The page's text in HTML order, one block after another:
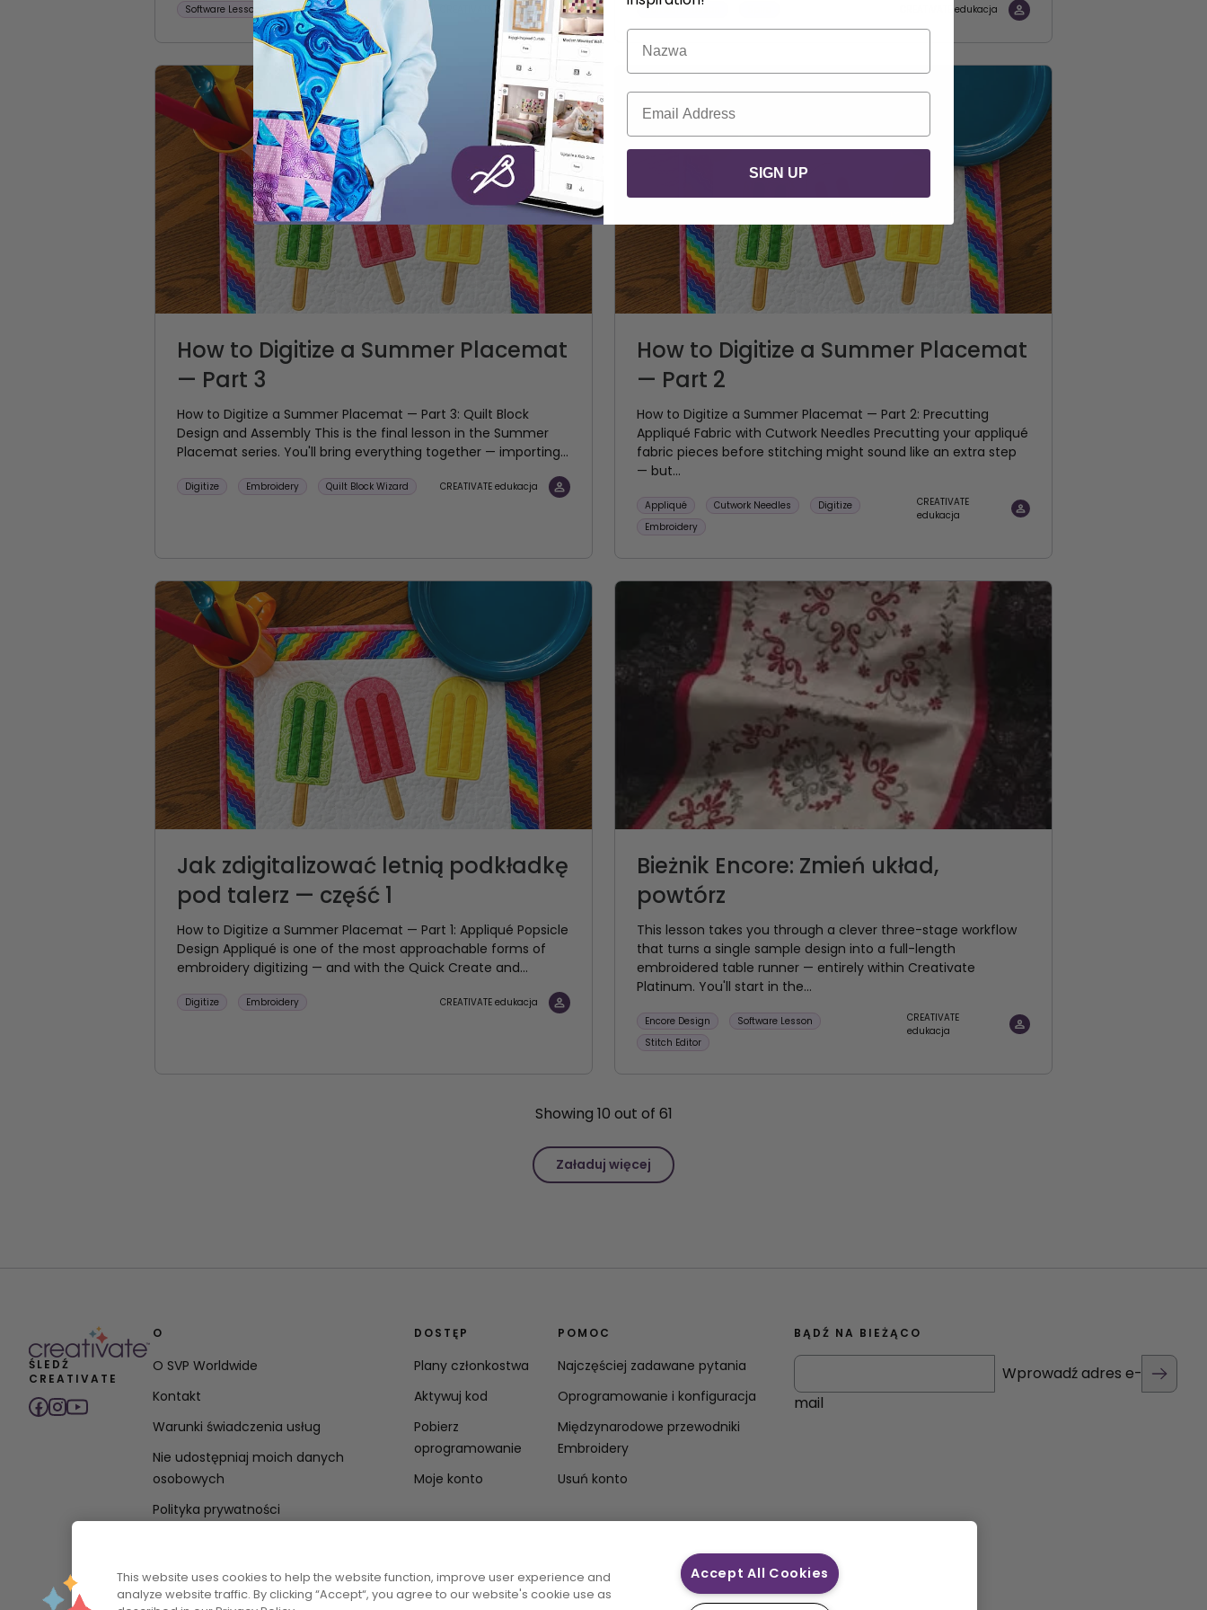
Software Lesson Spiro CREATIVATE edukacja Software Lesson CREATIVATE edukacja
How to Digitize a Summer Placemat
— Part 3
How to Digitize a Summer Placemat — Part 3: Quilt Block
Design and Assembly This is the final lesson in the Summer
Placemat series. You'll bring everything together — importing...
Digitize Embroidery Quilt Block Wizard CREATIVATE edukacja
How to Digitize a Summer Placemat
— Part 2
How to Digitize a Summer Placemat — Part 2: Precutting
Appliqué Fabric with Cutwork Needles Precutting your appliqué
fabric pieces before stitching might sound like an extra step
— but...
Appliqué Cutwork Needles
Digitize
Embroidery
CREATIVATE
edukacja
Jak zdigitalizować letnią podkładkę
pod talerz — część 1
How to Digitize a Summer Placemat — Part 1: Appliqué Popsicle
Design Appliqué is one of the most approachable forms of
embroidery digitizing — and with the Quick Create and...
Digitize Embroidery CREATIVATE edukacja
Bieżnik Encore: Zmień układ,
powtórz
This lesson takes you through a clever three-stage workflow
that turns a single sample design into a full-length
embroidered table runner — entirely within Creativate
Platinum. You'll start in the...
Encore Design
Software Lesson
Stitch Editor
CREATIVATE
edukacja
Showing 10 out of 61
Załaduj więcej
ŚLEDŹ
CREATIVATE
O
O SVP Worldwide
Kontakt
Warunki świadczenia usług
Nie udostępniaj moich danych
osobowych
Polityka prywatności
DOSTĘP
Plany członkostwa
Aktywuj kod
Pobierz
oprogramowanie
Moje konto
POMOC
Najczęściej zadawane pytania
Oprogramowanie i konfiguracja
Międzynarodowe przewodniki
Embroidery
Usuń konto
BĄDŹ NA BIEŻĄCO
Wprowadź adres e-
mail
This website uses cookies to help the website function, improve user experience and
analyze website traffic. By clicking “Accept“, you agree to our website's cookie use as
Accept All Cookies
Nazwa
E-mail
SIGN UP